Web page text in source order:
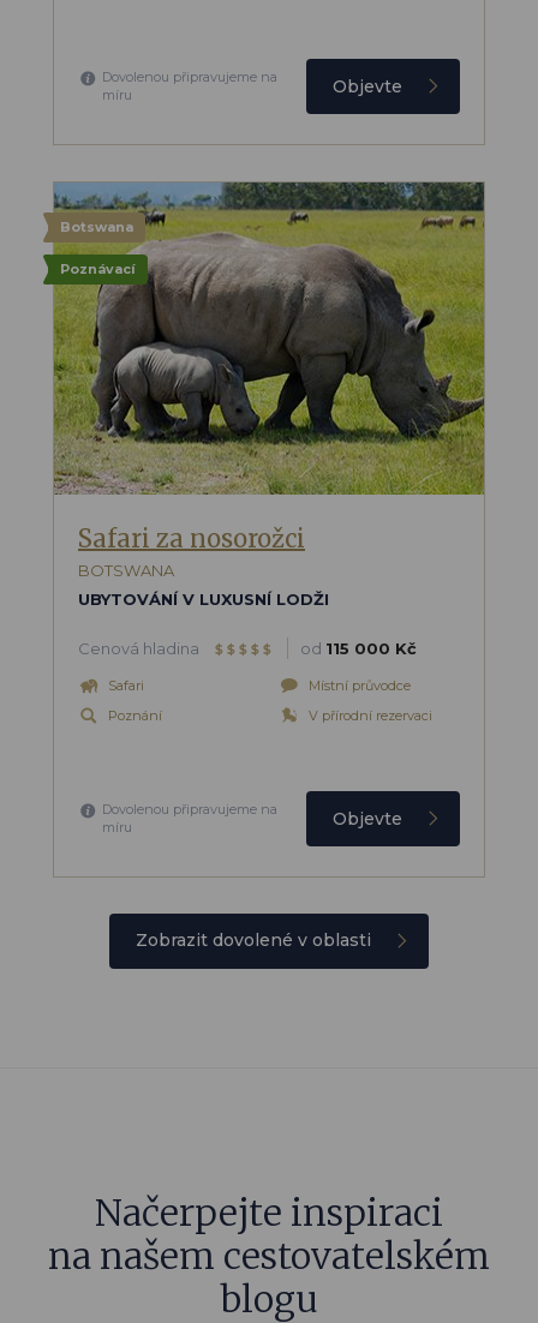
Dovolenou připravujeme na
míru
Objevte
Botswana
Poznávací
Safari za nosorožci
BOTSWANA
UBYTOVÁNÍ V LUXUSNÍ LODŽI
Cenová hladina $ $ $ $ $ od 115 000 Kč
Safari
Poznání
Místní průvodce
V přírodní rezervaci
Dovolenou připravujeme na
míru
Objevte
Zobrazit dovolené v oblasti
Načerpejte inspiraci
na našem cestovatelském
blogu